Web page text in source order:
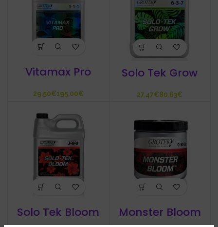
Vitamax Pro
€ €
Solo Tek Grow
€ €
Solo Tek Bloom Monster Bloom